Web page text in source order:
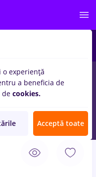
Student
o experiență
a beneficia de
de cookies.
Acceptă toate